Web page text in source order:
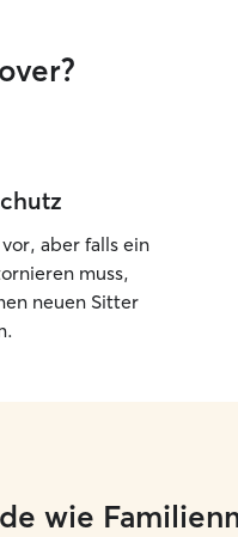
an alle
dein Tier
aber falls ein
muss,
neuen Sitter
wie